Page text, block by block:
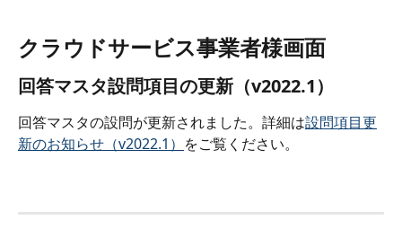
クラウドサービス事業者様画面
回答マスタ設問項目の更新（v2022.1）
回答マスタの設問が更新されました。詳細は設問項目更
新のお知らせ（v2022.1） をご覧ください。